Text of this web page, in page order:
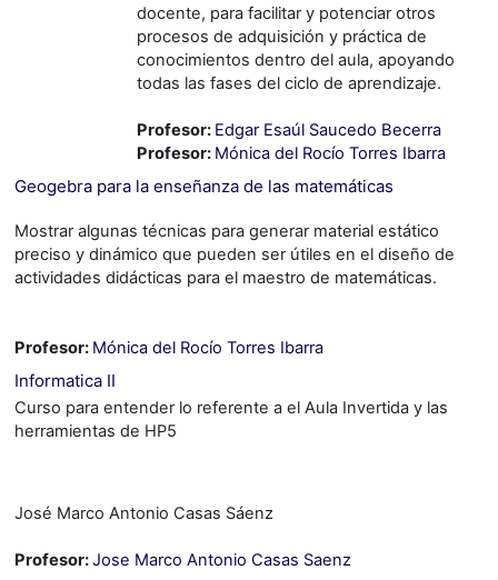
docente, para facilitar y potenciar otros
procesos de adquisición y práctica de
conocimientos dentro del aula, apoyando
todas las fases del ciclo de aprendizaje.
Profesor: Edgar Esaúl Saucedo Becerra
Profesor: Mónica del Rocío Torres Ibarra
Geogebra para la enseñanza de las matemáticas
Mostrar algunas técnicas para generar material estático
preciso y dinámico que pueden ser útiles en el diseño de
actividades didácticas para el maestro de matemáticas.
Profesor: Mónica del Rocío Torres Ibarra
Informatica II
Curso para entender lo referente a el Aula Invertida y las
herramientas de HP5
José Marco Antonio Casas Sáenz
Profesor:Jose Marco Antonio Casas Saenz